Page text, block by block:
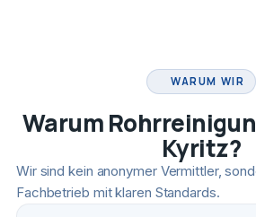
WARUM WIR
Warum
Kyritz?
Wir sind kein anonymer Vermittler,
Fachbetrieb mit klaren Standards.